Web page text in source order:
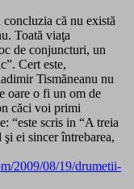
că nu există
Toată viaţa
de conjuncturi, un
Cert este,
Tismăneanu nu
oare o fi un om de
căci voi primi
“este scris in “A treia
ei sincer întrebarea,
2009/08/19/drumetii-